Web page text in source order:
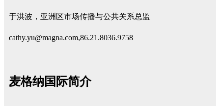
于洪波，亚洲区市场传播与公共关系总监
cathy.yu@magna.com,86.21.8036.9758
麦格纳国际简介